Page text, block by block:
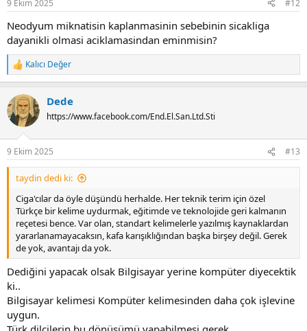
9 Ekim 2025 #12
Neodyum miknatisin kaplanmasinin sebebinin sicakliga
dayanikli olmasi aciklamasindan eminmisin?
R
e
c
t
i
s
:
Kalıcı Değer
Dede
https://www.facebook.com/End.El.San.Ltd.Sti
9 Ekim 2025 #13
taydin dedi ki:
Ciga'cılar da öyle düşündü herhalde. Her teknik terim için özel
Türkçe bir kelime uydurmak, eğitimde ve teknolojide geri kalmanın
reçetesi bence. Var olan, standart kelimelerle yazılmış kaynaklardan
yararlanamayacaksın, kafa karışıklığından başka birşey değil. Gerek
de yok, avantajı da yok.
Dediğini yapacak olsak Bilgisayar yerine kompüter diyecektik
ki..
Bilgisayar kelimesi Kompüter kelimesinden daha çok işlevine
uygun.